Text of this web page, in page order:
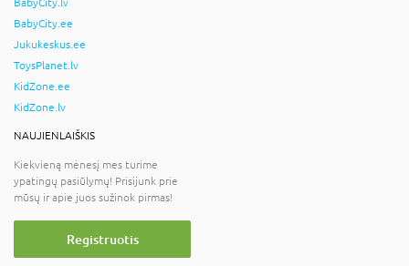
BabyCity.lv
BabyCity.ee
Jukukeskus.ee
ToysPlanet.lv
KidZone.ee
KidZone.lv
NAUJIENLAIŠKIS
Kiekvieną mėnesį mes turime
ypatingų pasiūlymų! Prisijunk prie
mūsų ir apie juos sužinok pirmas!
Registruotis